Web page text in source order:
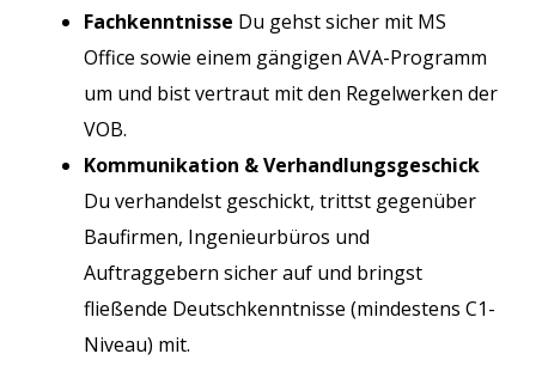
Fachkenntnisse Du gehst sicher mit MS
Office sowie einem gängigen AVA-Programm
um und bist vertraut mit den Regelwerken der
VOB.
Kommunikation & Verhandlungsgeschick
Du verhandelst geschickt, trittst gegenüber
Baufirmen, Ingenieurbüros und
Auftraggebern sicher auf und bringst
fließende Deutschkenntnisse (mindestens C1-
Niveau) mit.